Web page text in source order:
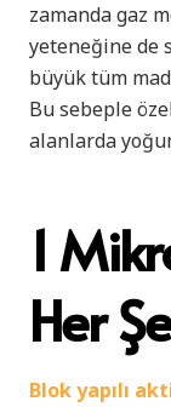
zamanda gaz
yeteneğine de
büyük tüm
Bu sebeple
alanlarda
1
Her
Blok yapılı